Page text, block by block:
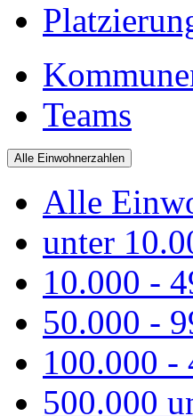
Teams
Alle Einwohnerzahlen
Alle
unter
10.000 -
50.000 -
100.000 -
500.000